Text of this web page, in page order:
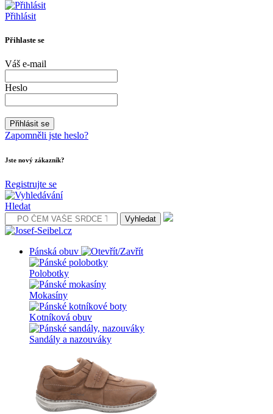
Přihlásit
Přihlaste se
Váš e-mail
Heslo
Zapomněli jste heslo?
Jste nový zákazník?
Registrujte se
Hledat
Pánská obuv
Polobotky
Mokasíny
Kotníková obuv
Sandály a nazouváky